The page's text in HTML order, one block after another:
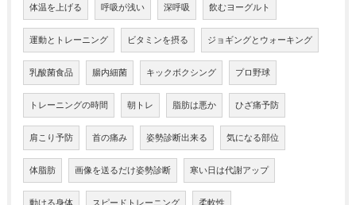
体温を上げる 呼吸が浅い 深呼吸 飲むヨーグルト
運動とトレーニング ビタミンを摂る ジョギングとウォーキング
乳酸菌食品 腸内細菌 キックボクシング プロ野球
トレーニングの時間 朝トレ 脂肪は悪か ひざ痛予防
肩こり予防 首の痛み 姿勢診断出来る 気になる部位
体脂肪 画像を送るだけ姿勢診断 寒い日は代謝アップ
動ける身体 スピードトレーニング 柔軟性